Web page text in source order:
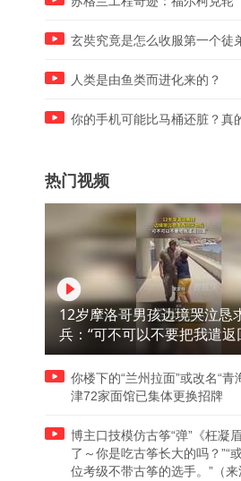
01:59
一只偷跑出来的边牧，玩尽兴
突然
玄奘究竟是怎么收服第一个徒
人类是由鱼类而进化来的？
你的手机可能比马桶还脏？真
热门视频
12岁摩洛哥男孩边境哭泣恳
兵：“可不可以不要把我遣返
你楼下的“兰州拉面”或改名“青
津72家面馆已集体更换招牌
博主口技模仿古筝“弹”《枉凝
了～你是吃古筝长大的吗？”“
位考级不带古筝的选手。”（